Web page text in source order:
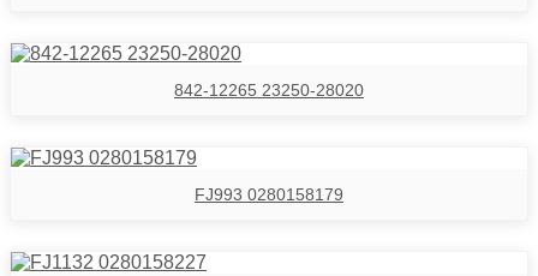
842-12265 23250-28020
FJ993 0280158179